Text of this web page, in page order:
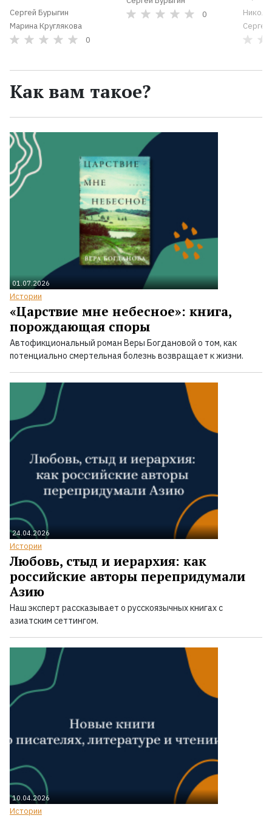
Сергей Бурыгин
Марина Круглякова
0
0
Сергей
Как вам такое?
01.07.2026
Истории
«Царствие мне небесное»: книга,
порождающая споры
Автофикциональный роман Веры Богдановой о том, как
потенциально смертельная болезнь возвращает к жизни.
24.04.2026
Истории
Любовь, стыд и иерархия: как
российские авторы перепридумали
Азию
Наш эксперт рассказывает о русскоязычных книгах с
азиатским сеттингом.
10.04.2026
Истории